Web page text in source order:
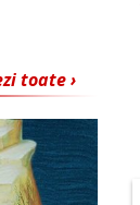
toate ›